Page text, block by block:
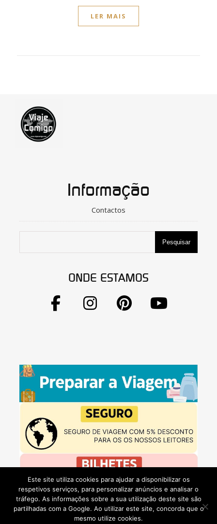
LER MAIS
Informação
Contactos
Pesquisar
ONDE ESTAMOS
Este site utiliza cookies para ajudar a disponibilizar os
respetivos serviços, para personalizar anúncios e analisar o
tráfego. As informações sobre a sua utilização deste site são
partilhadas com a Google. Ao utilizar este site, concorda que o
mesmo utilize cookies.